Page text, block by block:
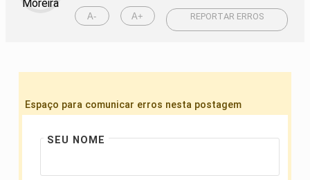
A- A+ REPORTAR ERROS
Espaço para comunicar erros nesta postagem
SEU NOME